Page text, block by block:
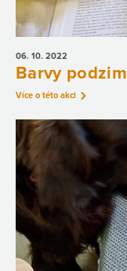
06. 10. 2022
Barvy
Více o této akci